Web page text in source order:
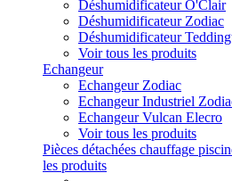
Déshumidificateur O'Clair
Déshumidificateur Zodiac
Déshumidificateur
Voir tous les produits
Echangeur
Echangeur Zodiac
Echangeur Industriel
Echangeur Vulcan Elecro
Voir tous les produits
Pièces détachées chauffage
les produits